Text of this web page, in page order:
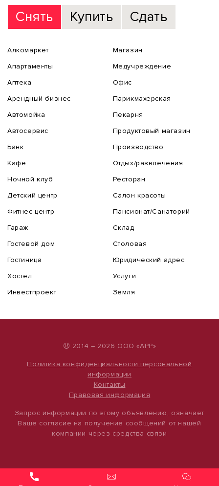
Снять
Купить Сдать
Алкомаркет
Апартаменты
Аптека
Арендный бизнес
Автомойка
Автосервис
Банк
Кафе
Ночной клуб
Детский центр
Фитнес центр
Гараж
Гостевой дом
Гостиница
Хостел
Инвестпроект
Магазин
Медучреждение
Офис
Парикмахерская
Пекарня
Продуктовый магазин
Производство
Отдых/развлечения
Ресторан
Салон красоты
Пансионат/Санаторий
Склад
Столовая
Юридический адрес
Услуги
Земля
® 2014 – 2026 ООО «АРР»
Политика конфиденциальности персональной
информации
Контакты
Правовая информация
Запрос информации по этому объявлению, означает
Ваше согласие на получение сообщений от нашей
компании через средства связи